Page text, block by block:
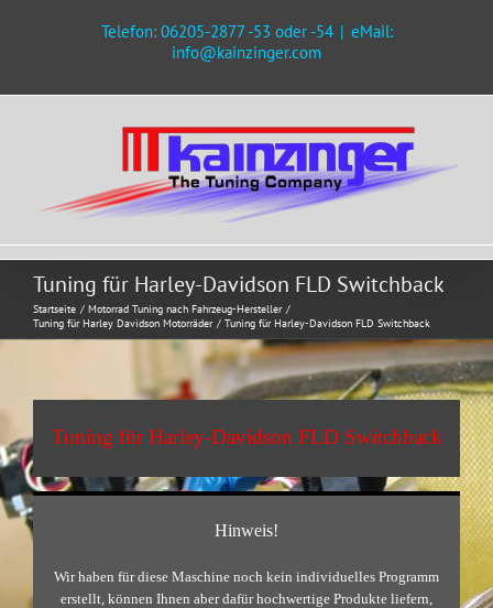
Telefon: 06205-2877 -53 oder -54 | eMail:
info@kainzinger.com
Tuning für Harley-Davidson FLD Switchback
Startseite
Motorrad Tuning nach Fahrzeug-Hersteller
Tuning für Harley Davidson Motorräder
Tuning für Harley-Davidson FLD Switchback
Tuning für Harley-Davidson FLD Switchback
Hinweis!
Wir haben für diese Maschine noch kein individuelles Programm
erstellt, können Ihnen aber dafür hochwertige Produkte liefern,